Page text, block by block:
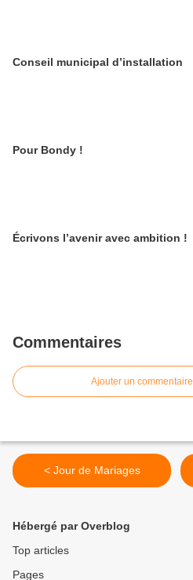
Conseil municipal d’installation
Pour Bondy !
Écrivons l’avenir avec ambition !
Commentaires
Ajouter un commentaire
< Jour de Mariages
Hébergé par Overblog
Top articles
Pages